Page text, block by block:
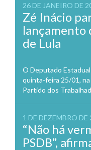
26 DE JANEIRO DE
Zé Inácio
lançamento
de Lula
O Deputado
quinta-feira 25/01,
Partido dos
1 DE DEZEMBRO DE
“Não há
PSDB”,